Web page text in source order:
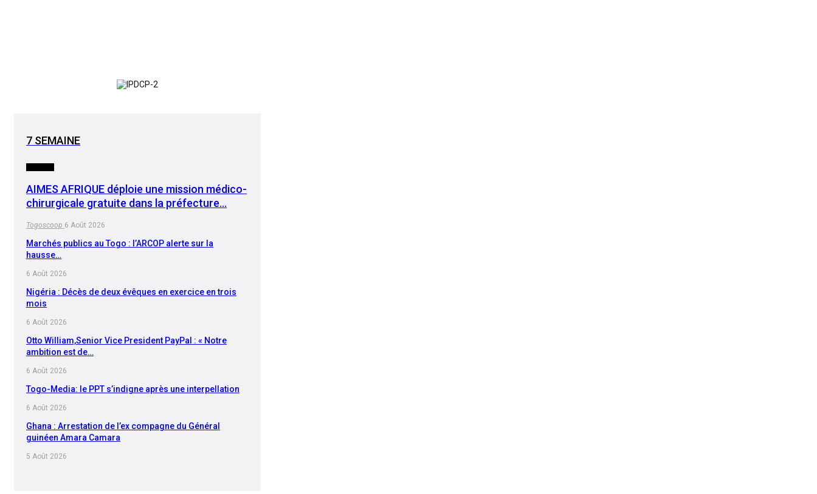
7 SEMAINE
AIMES AFRIQUE déploie une mission médico-
chirurgicale gratuite dans la préfecture…
Togoscoop 6 Août 2026
Marchés publics au Togo : l’ARCOP alerte sur la
hausse…
6 Août 2026
Nigéria : Décès de deux évêques en exercice en trois
mois
6 Août 2026
Otto William,Senior Vice President PayPal : « Notre
ambition est de…
6 Août 2026
Togo-Media: le PPT s’indigne après une interpellation
6 Août 2026
Ghana : Arrestation de l’ex compagne du Général
guinéen Amara Camara
5 Août 2026